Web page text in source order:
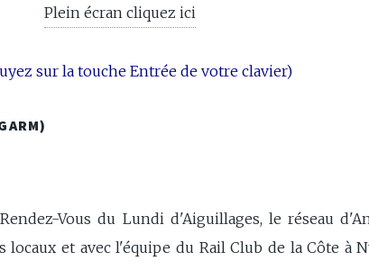
Plein écran cliquez ici
sur la touche Entrée de votre clavier)
Vous du Lundi d'Aiguillages, le réseau
et avec l'équipe du Rail Club de la Côte à